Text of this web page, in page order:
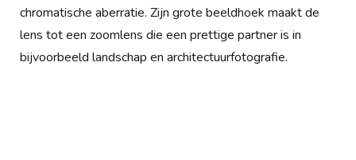
chromatische aberratie. Zijn grote beeldhoek maakt de
lens tot een zoomlens die een prettige partner is in
bijvoorbeeld landschap en architectuurfotografie.